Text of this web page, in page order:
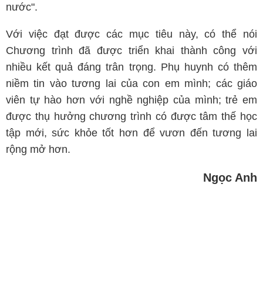
nước".
Với việc đạt được các mục tiêu này, có thể nói
Chương trình đã được triển khai thành công với
nhiều kết quả đáng trân trọng. Phụ huynh có thêm
niềm tin vào tương lai của con em mình; các giáo
viên tự hào hơn với nghề nghiệp của mình; trẻ em
được thụ hưởng chương trình có được tâm thế học
tập mới, sức khỏe tốt hơn để vươn đến tương lai
rộng mở hơn.
Ngọc Anh